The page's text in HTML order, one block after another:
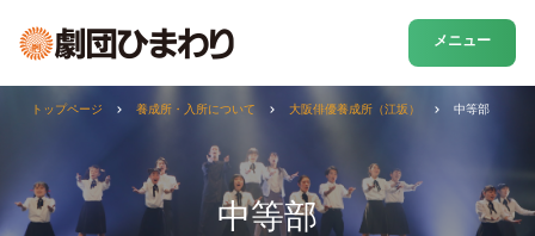
メニュー
中等部
トップページ 養成所・入所について 大阪俳優養成所（江坂） 中等部